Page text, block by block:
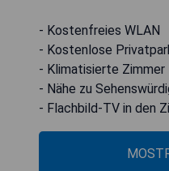
- Kostenfreies WLAN
- Kostenlose
- Klimatisierte Zimmer
- Nähe zu
- Flachbild-TV in den